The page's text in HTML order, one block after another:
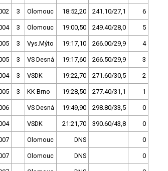
3 Olomouc 18:52,20 241.10/27,1 6
3 Olomouc 19:00,50 249.40/28,0 5
3 Vys.Mýto 19:17,10 266.00/29,9 4
3 VS Desná 19:17,60 266.50/29,9 3
3 VSDK 19:22,70 271.60/30,5 2
3 KK Brno 19:28,50 277.40/31,1 1
VS Desná 19:49,90 298.80/33,5 0
VSDK 21:21,70 390.60/43,8 0
Olomouc DNS 0
Olomouc DNS 0